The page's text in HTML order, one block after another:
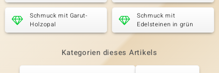
Schmuck mit Garut-
Holzopal
Schmuck mit
Edelsteinen in grün
Kategorien dieses Artikels